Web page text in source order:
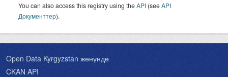
You can also access this registry using theAPI (seeAPI
Документтер).
Open Data Kyrgyzstan жөнүндө
CKAN API